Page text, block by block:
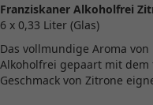
Franziskaner Alkoholfrei
6 x 0,33 Liter (Glas)
Das vollmundige Aroma von
Alkoholfrei gepaart mit dem
Geschmack von Zitrone